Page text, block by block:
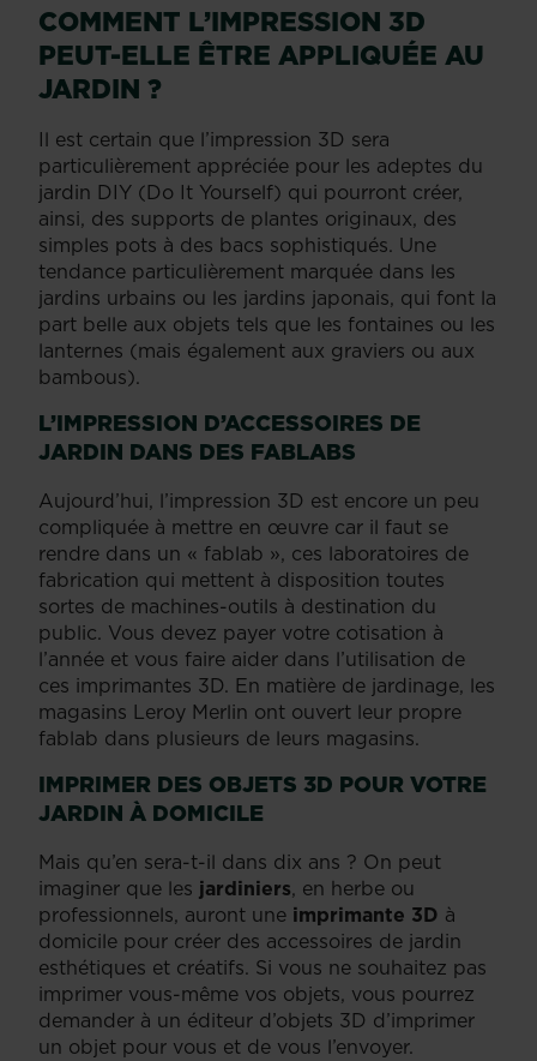
COMMENT L’IMPRESSION 3D
PEUT-ELLE ÊTRE APPLIQUÉE AU
JARDIN ?
Il est certain que l’impression 3D sera
particulièrement appréciée pour les adeptes du
jardin DIY (Do It Yourself) qui pourront créer,
ainsi, des supports de plantes originaux, des
simples pots à des bacs sophistiqués. Une
tendance particulièrement marquée dans les
jardins urbains ou les jardins japonais, qui font la
part belle aux objets tels que les fontaines ou les
lanternes (mais également aux graviers ou aux
bambous).
L’IMPRESSION D’ACCESSOIRES DE
JARDIN DANS DES FABLABS
Aujourd’hui, l’impression 3D est encore un peu
compliquée à mettre en œuvre car il faut se
rendre dans un « fablab », ces laboratoires de
fabrication qui mettent à disposition toutes
sortes de machines-outils à destination du
public. Vous devez payer votre cotisation à
l’année et vous faire aider dans l’utilisation de
ces imprimantes 3D. En matière de jardinage, les
magasins Leroy Merlin ont ouvert leur propre
fablab dans plusieurs de leurs magasins.
IMPRIMER DES OBJETS 3D POUR VOTRE
JARDIN À DOMICILE
Mais qu’en sera-t-il dans dix ans ? On peut
imaginer que les jardiniers, en herbe ou
professionnels, auront une imprimante 3D à
domicile pour créer des accessoires de jardin
esthétiques et créatifs. Si vous ne souhaitez pas
imprimer vous-même vos objets, vous pourrez
demander à un éditeur d’objets 3D d’imprimer
un objet pour vous et de vous l’envoyer.